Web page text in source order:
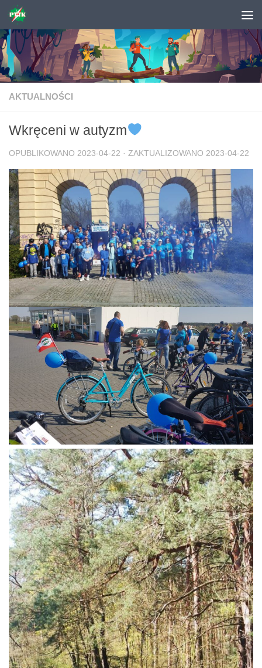
Skip to content
AKTUALNOŚCI
Wkręceni w autyzm
OPUBLIKOWANO 2023-04-22 · ZAKTUALIZOWANO 2023-04-22